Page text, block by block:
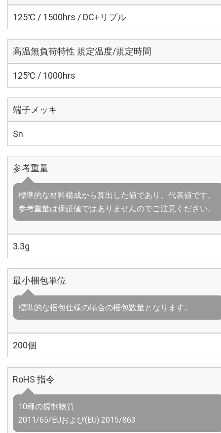
125℃ / 1500hrs / DC+リプル
高温無負荷特性 規定温度/規定時間
125℃ / 1000hrs
端子メッキ
Sn
参考重量
標準的な材料構成から算出した値であり、代表値です。
参考重量は保証値ではありませんのでご注意ください。
3.3g
最小梱包単位
標準的な梱包仕様の場合の梱包数量となります。
200個
RoHS 指令
10種の規制物質
2011/65/EUおよび(EU) 2015/863